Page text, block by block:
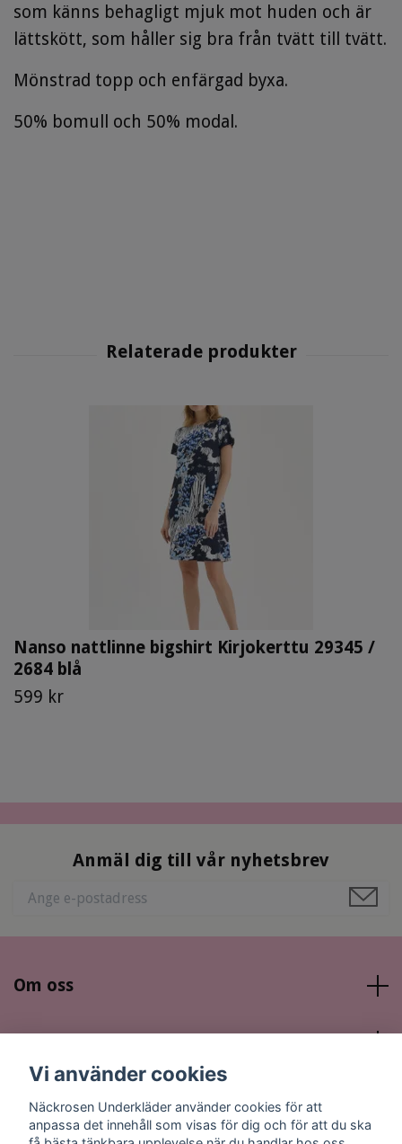
som känns behagligt mjuk mot huden och är
lättskött, som håller sig bra från tvätt till tvätt.
Mönstrad topp och enfärgad byxa.
50% bomull och 50% modal.
Nanso nattlinne bigshirt Kirjokerttu 29345 /
2684 blå
599 kr
Anmäl dig till vår nyhetsbrev
Om oss
Sociala medier
Vi använder cookies
Näckrosen Underkläder använder cookies för att
anpassa det innehåll som visas för dig och för att du ska